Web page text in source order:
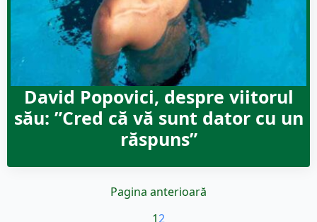
David Popovici, despre viitorul
său: ”Cred că vă sunt dator cu un
răspuns”
Pagina anterioară
12